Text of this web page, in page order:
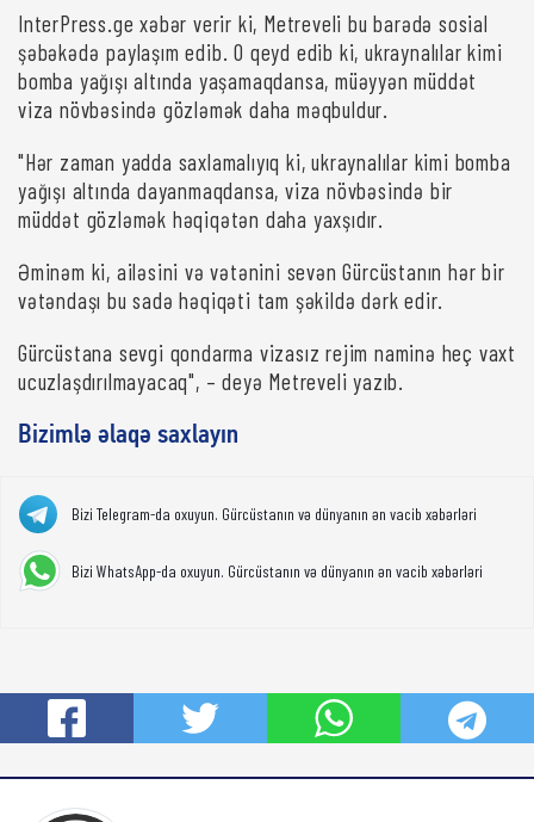
InterPress.ge xəbər verir ki, Metreveli bu barədə sosial
şəbəkədə paylaşım edib. O qeyd edib ki, ukraynalılar kimi
bomba yağışı altında yaşamaqdansa, müəyyən müddət
viza növbəsində gözləmək daha məqbuldur.
"Hər zaman yadda saxlamalıyıq ki, ukraynalılar kimi bomba
yağışı altında dayanmaqdansa, viza növbəsində bir
müddət gözləmək həqiqətən daha yaxşıdır.
Əminəm ki, ailəsini və vətənini sevən Gürcüstanın hər bir
vətəndaşı bu sadə həqiqəti tam şəkildə dərk edir.
Gürcüstana sevgi qondarma vizasız rejim naminə heç vaxt
ucuzlaşdırılmayacaq", – deyə Metreveli yazıb.
Bizimlə əlaqə saxlayın
Bizi Telegram-da oxuyun. Gürcüstanın və dünyanın ən vacib xəbərləri
Bizi WhatsApp-da oxuyun. Gürcüstanın və dünyanın ən vacib xəbərləri